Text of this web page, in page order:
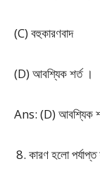
(C) বহুকারণবাদ
(D) আবশ্যিক শর্ত ।
Ans: (D) আবশ্যিক
কারণ হলো